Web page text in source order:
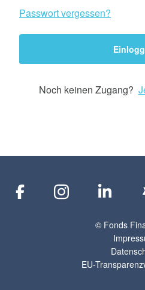
Passwort vergessen?
Noch keinen Zugang?
© Fonds
EU-